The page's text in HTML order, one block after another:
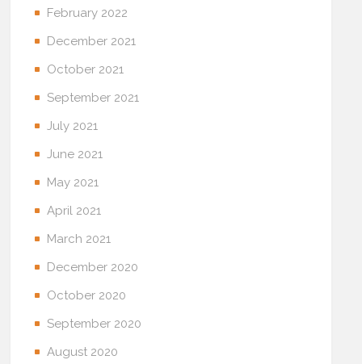
February 2022
December 2021
October 2021
September 2021
July 2021
June 2021
May 2021
April 2021
March 2021
December 2020
October 2020
September 2020
August 2020